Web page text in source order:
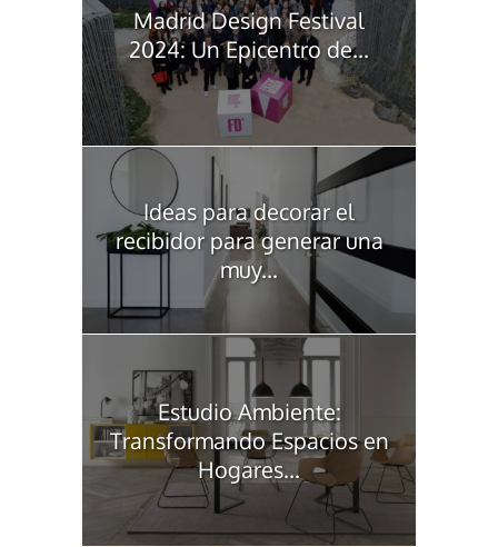
Madrid Design Festival
2024: Un Epicentro de...
Ideas para decorar el
recibidor para generar una
muy...
Estudio Ambiente:
Transformando Espacios en
Hogares...